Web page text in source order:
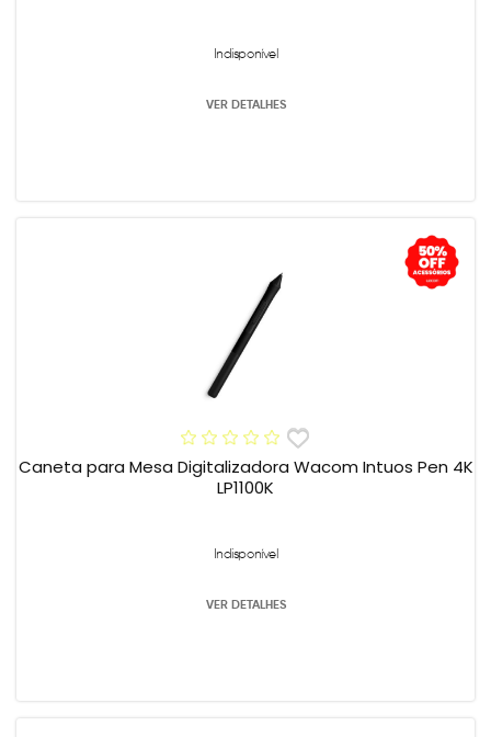
Indisponível
VER DETALHES
Caneta para Mesa Digitalizadora Wacom Intuos Pen 4K
LP1100K
Indisponível
VER DETALHES